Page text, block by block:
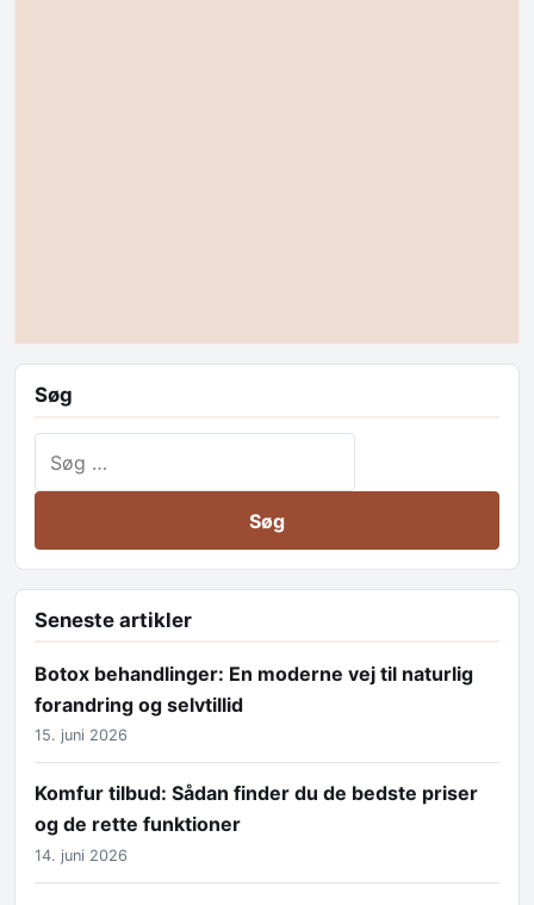
Søg
Seneste artikler
Botox behandlinger: En moderne vej til naturlig
forandring og selvtillid
15. juni 2026
Komfur tilbud: Sådan finder du de bedste priser
og de rette funktioner
14. juni 2026